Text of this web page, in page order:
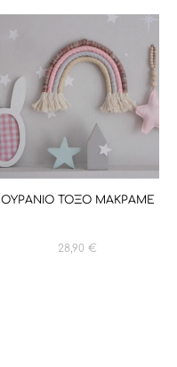
ΟΥΡΑΝΙΟ ΤΟΞΟ ΜΑΚΡΑΜΕ
28,90 €